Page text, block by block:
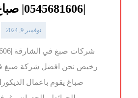
|0545681606| صباغ رخيص
نوفمبر 9, 2024
رخيص نحن افضل شركة صبغ في
صباغ يقوم باعمال